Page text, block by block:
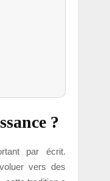
?
par écrit.
vers des